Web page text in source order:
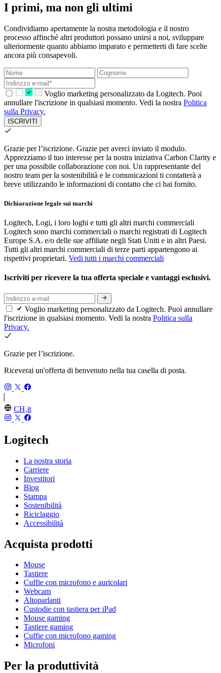
I primi, ma non gli ultimi
Condividiamo apertamente la nostra metodologia e il nostro
processo affinché altri produttori possano unirsi a noi, sviluppare
ulteriormente quanto abbiamo imparato e permetterti di fare scelte
ancora più consapevoli.
Voglio marketing personalizzato da Logitech. Puoi
annullare l'iscrizione in qualsiasi momento. Vedi la nostra Politica
sulla Privacy.
ISCRIVITI
Grazie per l’iscrizione. Grazie per averci inviato il modulo.
Apprezziamo il tuo interesse per la nostra iniziativa Carbon Clarity e
per una possibile collaborazione con noi. Un rappresentante del
nostro team per la sostenibilità e le comunicazioni ti contatterà a
breve utilizzando le informazioni di contatto che ci hai fornito.
Dichiarazione legale sui marchi
Logitech, Logi, i loro loghi e tutti gli altri marchi commerciali
Logitech sono marchi commerciali o marchi registrati di Logitech
Europe S.A. e/o delle sue affiliate negli Stati Uniti e in altri Paesi.
Tutti gli altri marchi commerciali di terze parti appartengono ai
rispettivi proprietari. Vedi tutti i marchi commerciali
Iscriviti per ricevere la tua offerta speciale e vantaggi esclusivi.
Voglio marketing personalizzato da Logitech. Puoi annullare
l'iscrizione in qualsiasi momento. Vedi la nostra Politica sulla
Privacy.
Grazie per l’iscrizione.
Riceverai un'offerta di benvenuto nella tua casella di posta.
CH,it
Logitech
La nostra storia
Carriere
Investitori
Blog
Stampa
Sostenibilità
Riciclaggio
Accessibilità
Acquista prodotti
Mouse
Tastiere
Cuffie con microfono e auricolari
Webcam
Altoparlanti
Custodie con tastiera per iPad
Mouse gaming
Tastiere gaming
Cuffie con microfono gaming
Microfoni
Per la produttività